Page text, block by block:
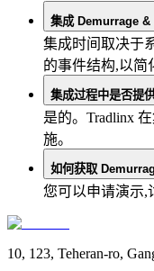
集成 Demurrage
集成时间取决于
的事件结构,以简
集成过程中是否提
是的。Tradlinx
施。
如何获取
您可以申请演示,
10, 123, Teheran-ro,